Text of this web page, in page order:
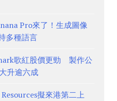
Pro來了！生成圖像
多種語言
歌紅股價更勁 製作公
升逾六成
擬來港第二上